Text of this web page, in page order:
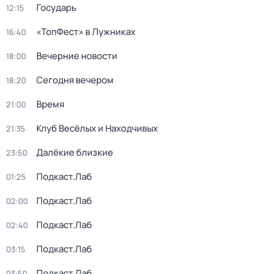
12:15 Государь
16:40 «ТопФест» в Лужниках
18:00 Вечерние новости
18:20 Сегодня вечером
21:00 Время
21:35 Клуб Весёлых и Находчивых
23:50 Далёкие близкие
01:25 Подкаст.Лаб
02:00 Подкаст.Лаб
02:40 Подкаст.Лаб
03:15 Подкаст.Лаб